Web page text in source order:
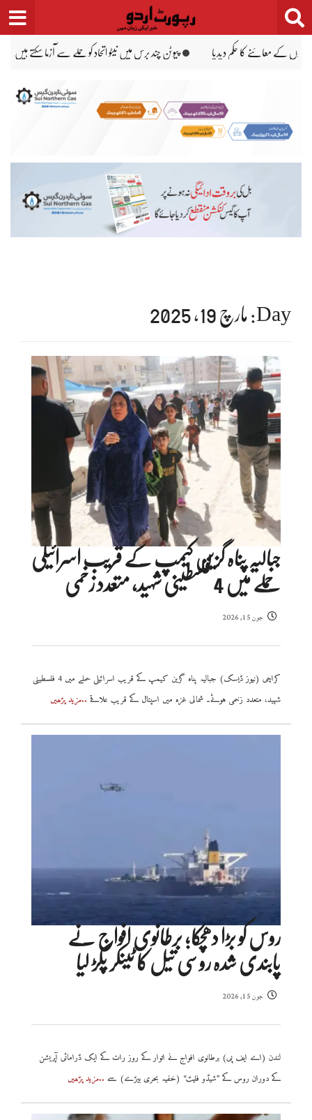
Skip
to
نیٹو اتحاد کو حملے سے آزما سکتے ہیں، امریکی انٹیلی جنس کا انتباہ مڈ ٹرم انتخابات سے قبل ٹرمپ
Day: مارچ 19, 2025
جبالیہ پناہ گزین کیمپ کے قریب اسرائیلی
حملے میں 4 فلسطینی شہید، متعدد زخمی
جون 15, 2026
کراچی (نیوز ڈیسک) جبالیہ پناہ گزین کیمپ کے قریب اسرائیلی حملے میں 4 فلسطینی
شہید، متعدد زخمی ہوئے۔ شمالی غزہ میں اسپتال کے قریب علاقے ..مزید پڑھیں
روس کو بڑا دھچکا؛ برطانوی افواج نے
پابندی شدہ روسی تیل کا ٹینکر پکڑ لیا
جون 15, 2026
لندن (اے ایف پی) برطانوی افواج نے اتوار کے روز رات کے ایک ڈرامائی آپریشن
کے دوران روس کے ’’شیڈو فلیٹ‘‘ (خفیہ بحری بیڑے) سے ..مزید پڑھیں